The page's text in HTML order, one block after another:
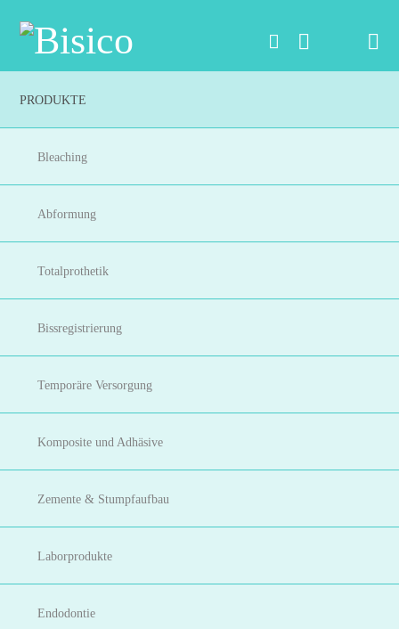
PRODUKTE
Bleaching
Abformung
Totalprothetik
Bissregistrierung
Temporäre Versorgung
Komposite und Adhäsive
Zemente & Stumpfaufbau
Laborprodukte
Endodontie